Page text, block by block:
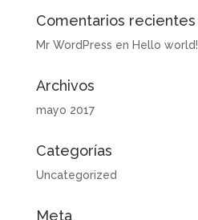
Comentarios recientes
Mr WordPress en Hello world!
Archivos
mayo 2017
Categorías
Uncategorized
Meta